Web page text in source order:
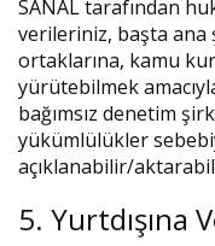
SANAL tarafından
verileriniz, başta ana
ortaklarına, kamu
yürütebilmek
bağımsız denetim
yükümlülükler
açıklanabilir/
5. Yurtdışına